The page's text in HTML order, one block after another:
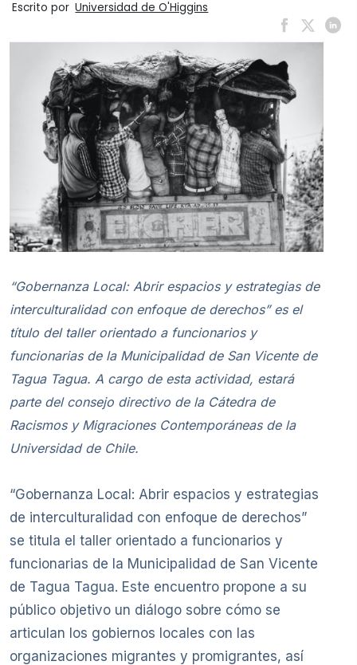
Escrito por Universidad de O'Higgins
“Gobernanza Local: Abrir espacios y estrategias de
interculturalidad con enfoque de derechos” es el
título del taller orientado a funcionarios y
funcionarias de la Municipalidad de San Vicente de
Tagua Tagua. A cargo de esta actividad, estará
parte del consejo directivo de la Cátedra de
Racismos y Migraciones Contemporáneas de la
Universidad de Chile.
“Gobernanza Local: Abrir espacios y estrategias
de interculturalidad con enfoque de derechos”
se titula el taller orientado a funcionarios y
funcionarias de la Municipalidad de San Vicente
de Tagua Tagua. Este encuentro propone a su
público objetivo un diálogo sobre cómo se
articulan los gobiernos locales con las
organizaciones migrantes y promigrantes, así